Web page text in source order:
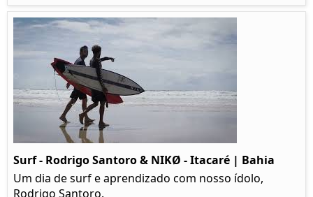
Surf - Rodrigo Santoro & NIKØ - Itacaré | Bahia
Um dia de surf e aprendizado com nosso ídolo,
Rodrigo Santoro.